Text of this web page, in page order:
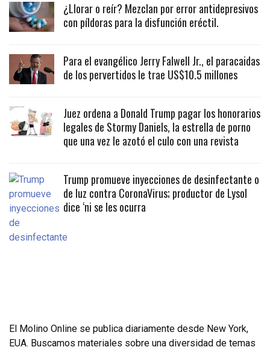
¿Llorar o reír? Mezclan por error antidepresivos
con píldoras para la disfunción eréctil.
Para el evangélico Jerry Falwell Jr., el paracaidas
de los pervertidos le trae US$10.5 millones
Juez ordena a Donald Trump pagar los honorarios
legales de Stormy Daniels, la estrella de porno
que una vez le azotó el culo con una revista
Trump promueve inyecciones de desinfectante o
de luz contra CoronaVirus; productor de Lysol
dice ‘ni se les ocurra
El Molino Online se publica diariamente desde New York,
EUA. Buscamos materiales sobre una diversidad de temas